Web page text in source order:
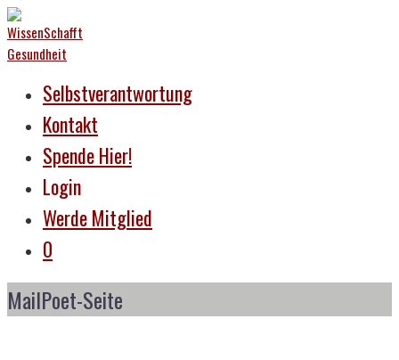
Selbstverantwortung
Kontakt
Spende Hier!
Login
Werde Mitglied
0
MailPoet-Seite